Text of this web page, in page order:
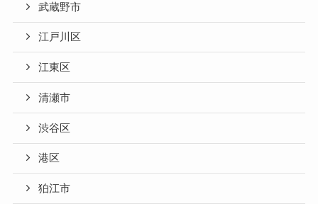
武蔵野市
江戸川区
江東区
清瀬市
渋谷区
港区
狛江市